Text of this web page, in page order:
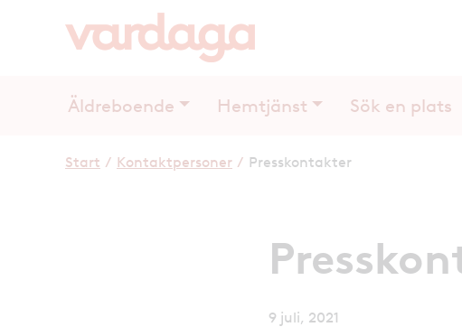
Äldreboende Hemtjänst Sök en plats
Start / Kontaktpersoner / Presskontakter
9 juli, 2021